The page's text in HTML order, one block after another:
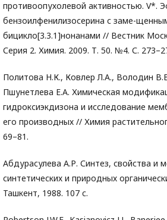
противоопухолевой активностью. V*.
бензоилфенилизосерина с заме-
бицикло[3.3.1]нонанами // Вестник
Серия 2. Химия. 2009. Т. 50. №4. С.
Политова Н.К., Ковлер Л.А., Володин
Пшунетлева Е.А. Химическая
гидроксиэкдизона и исследование
его производных // Химия
69–81.
Абдурасулева А.Р. Синтез, свойства и
синтетических и природных
Ташкент, 1988. 107 c.